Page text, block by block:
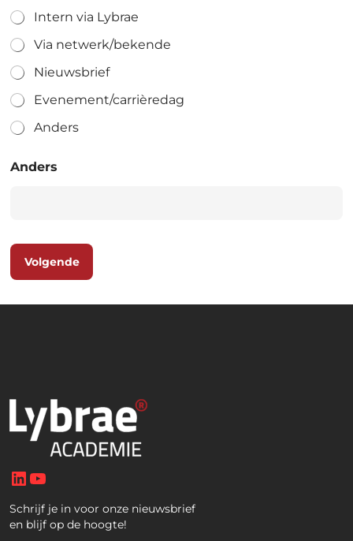
Intern via Lybrae
Via netwerk/bekende
Nieuwsbrief
Evenement/carrièredag
Anders
Anders
Volgende
LinkedIn
Schrijf je in voor onze nieuwsbrief
en blijf op de hoogte!